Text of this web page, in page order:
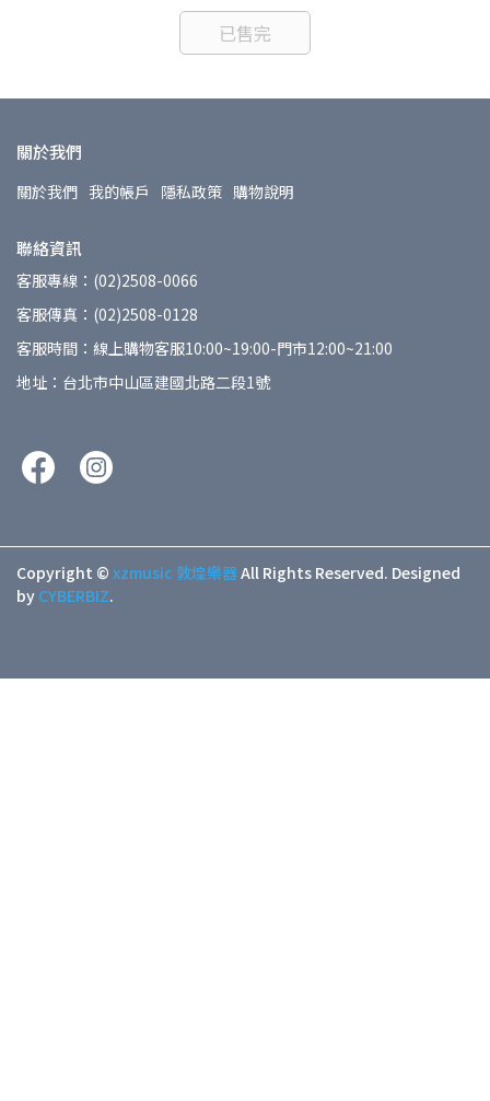
已售完
關於我們
關於我們 我的帳戶 隱私政策 購物說明
聯絡資訊
客服專線：(02)2508-0066
客服傳真：(02)2508-0128
客服時間：線上購物客服10:00~19:00-門市12:00~21:00
地址：台北市中山區建國北路二段1號
Copyright © xzmusic 敦煌樂器All Rights Reserved. Designed
by CYBERBIZ.